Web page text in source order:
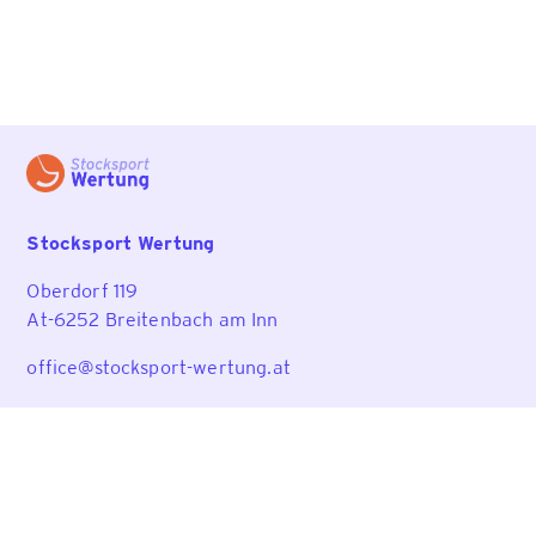
Stocksport Wertung
Oberdorf 119
At-6252 Breitenbach am Inn
office@stocksport-wertung.at